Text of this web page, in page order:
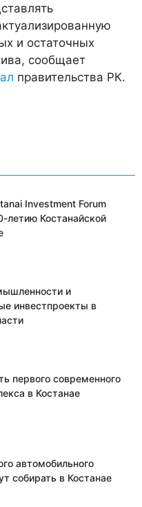
и остаточных
сообщает
правительства РК.
Investment Forum
летию Костанайской
и
инвестпроекты в
первого современного
в Костанае
автомобильного
собирать в Костанае